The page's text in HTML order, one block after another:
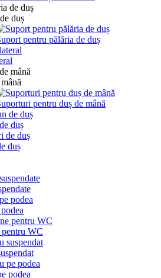
duș
pentru pălăria de duș
pentru duș de mână
duș
duș
pentru WC
podea